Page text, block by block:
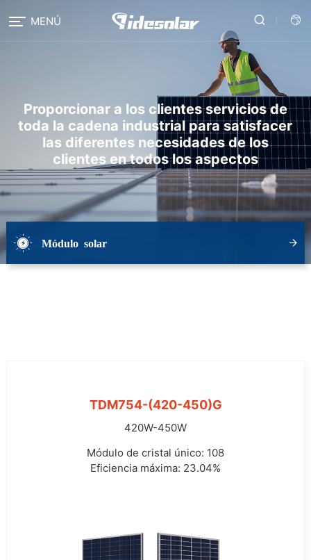
MENÚ
Proporcionar a los clientes servicios de
toda la cadena industrial para satisfacer
las diferentes necesidades de los
clientes en todos los aspectos
Módulo solar
TDM754-(420-450)G
420W-450W
Módulo de cristal único: 108
Eficiencia máxima: 23.04%